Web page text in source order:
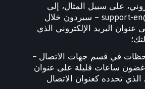
على سبيل المثال، إلى
support- – سيردون خلال
البريد الإلكتروني الذي
في قسم جهات الاتصال –
ساعات قليلة على عنوان
الذي تحدده كعنوان الاتصال